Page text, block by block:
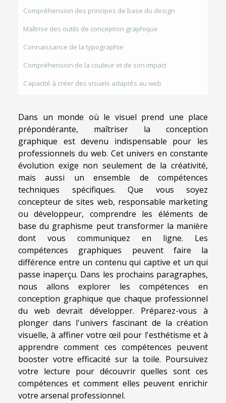
Compréhension des principes de base du design
Maîtrise des outils de conception graphique
Connaissance de la typographie
Compréhension de la couleur et de son impact
Capacité à créer des visuels adaptés au web
Dans un monde où le visuel prend une place
prépondérante, maîtriser la conception
graphique est devenu indispensable pour les
professionnels du web. Cet univers en constante
évolution exige non seulement de la créativité,
mais aussi un ensemble de compétences
techniques spécifiques. Que vous soyez
concepteur de sites web, responsable marketing
ou développeur, comprendre les éléments de
base du graphisme peut transformer la manière
dont vous communiquez en ligne. Les
compétences graphiques peuvent faire la
différence entre un contenu qui captive et un qui
passe inaperçu. Dans les prochains paragraphes,
nous allons explorer les compétences en
conception graphique que chaque professionnel
du web devrait développer. Préparez-vous à
plonger dans l'univers fascinant de la création
visuelle, à affiner votre œil pour l'esthétisme et à
apprendre comment ces compétences peuvent
booster votre efficacité sur la toile. Poursuivez
votre lecture pour découvrir quelles sont ces
compétences et comment elles peuvent enrichir
votre arsenal professionnel.